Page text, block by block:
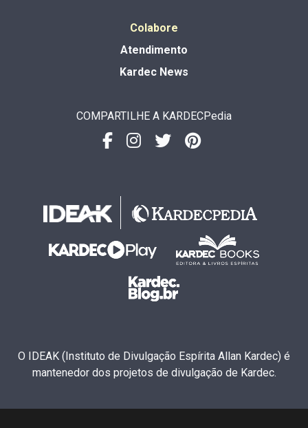
Colabore
Atendimento
Kardec News
COMPARTILHE A KARDECPedia
O IDEAK (Instituto de Divulgação Espírita Allan Kardec) é
mantenedor dos projetos de divulgação de Kardec.